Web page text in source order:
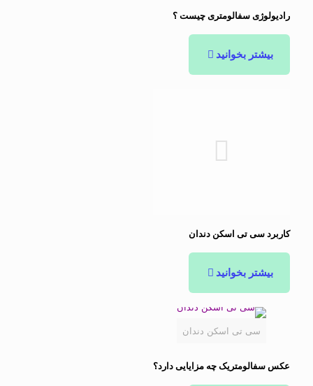
رادیولوژی سفالومتری چیست ؟
بیشتر بخوانید
کاربرد سی تی اسکن دندان
بیشتر بخوانید
سی تی اسکن دندان
عکس سفالومتریک چه مزایایی دارد؟